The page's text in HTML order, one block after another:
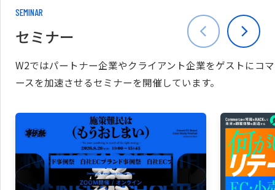
SEMINAR
セミナー
W2ではパートナー企業やクライアント企業をゲストにコマ
ースを加速させるセミナーを開催しています。